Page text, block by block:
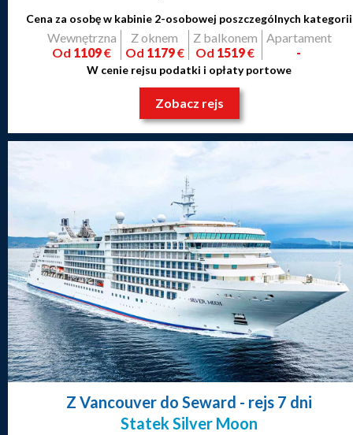
Cena za osobę w kabinie 2-osobowej poszczególnych kategorii
Wewnętrzna
Od 1109€
Z oknem
Od 1179€
Z balkonem
Od 1519€
Apartament
-
W cenie rejsu podatki i opłaty portowe
Zobacz rejs
Z Vancouver do Seward - rejs 7 dni
Statek Silver Moon